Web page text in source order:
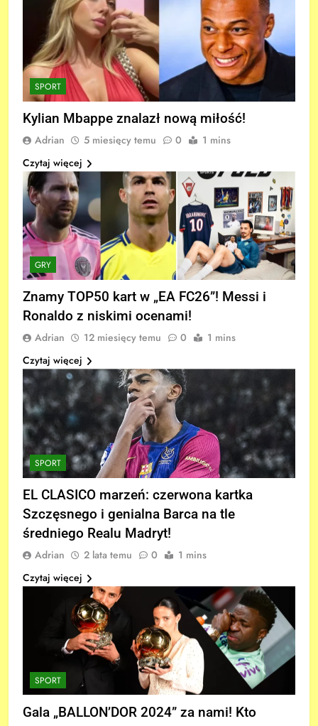
SPORT
Kylian Mbappe znalazł nową miłość!
Adrian 5 miesięcy temu 0
1 mins
Czytaj więcej
GRY
Znamy TOP50 kart w „EA FC26”! Messi i
Ronaldo z niskimi ocenami!
Adrian 12 miesięcy temu 0
1 mins
Czytaj więcej
SPORT
EL CLASICO marzeń: czerwona kartka
Szczęsnego i genialna Barca na tle
średniego Realu Madryt!
Adrian 2 lata temu 0
1 mins
Czytaj więcej
SPORT
Gala „BALLON’DOR 2024” za nami! Kto